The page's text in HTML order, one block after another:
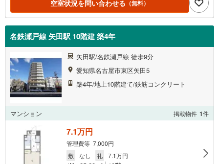
空室状況を問い合わせる （無料）
名鉄瀬戸線 矢田駅 10階建 築4年
矢田駅/名鉄瀬戸線 徒歩9分
愛知県名古屋市東区矢田5
築4年/地上10階建て/鉄筋コンクリート
マンション 掲載物件 1件
7.1万円
管理費等 7,000円
敷
なし 礼 7.1万円